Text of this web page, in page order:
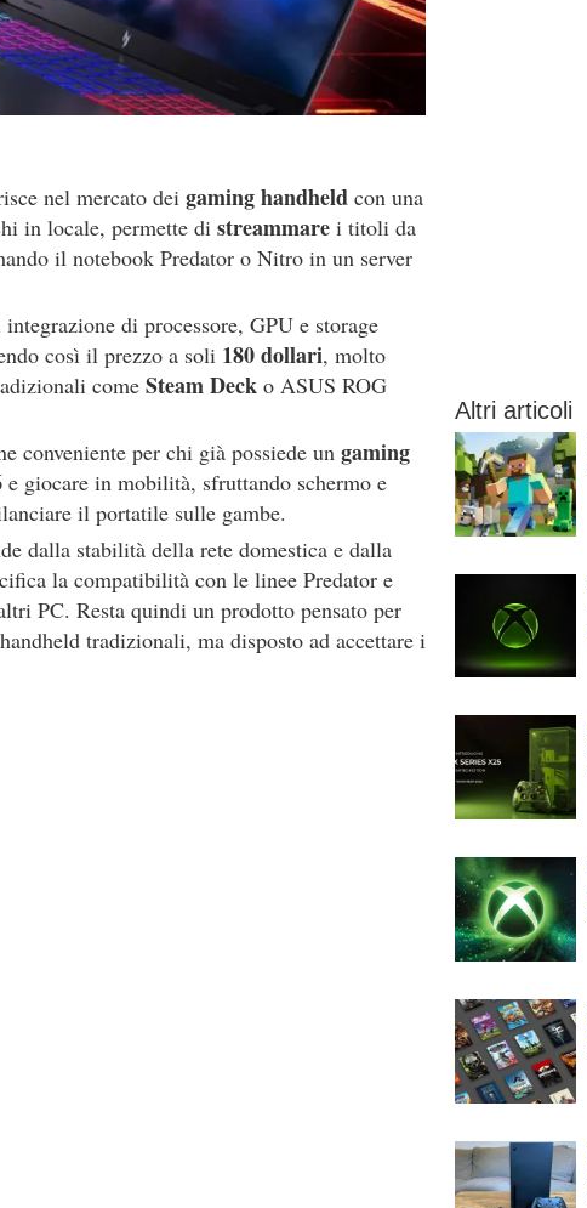
nel mercato dei gaming handheld con una
in locale, permette di streammare i titoli da
il notebook Predator o Nitro in un server
di processore, GPU e storage
così il prezzo a soli 180 dollari, molto
come Steam Deck o ASUS ROG
conveniente per chi già possiede un gaming
e giocare in mobilità, sfruttando schermo e
il portatile sulle gambe.
dalla stabilità della rete domestica e dalla
la compatibilità con le linee Predator e
PC. Resta quindi un prodotto pensato per
tradizionali, ma disposto ad accettare i
Altri articoli